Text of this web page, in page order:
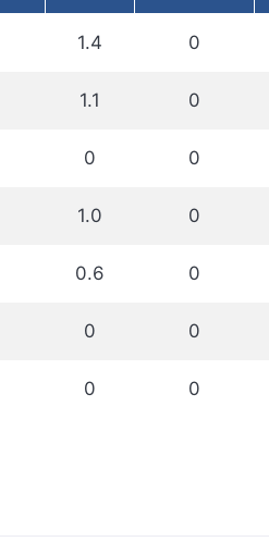
1.4 0
1.1 0
0 0
1.0 0
0.6 0
0 0
0 0